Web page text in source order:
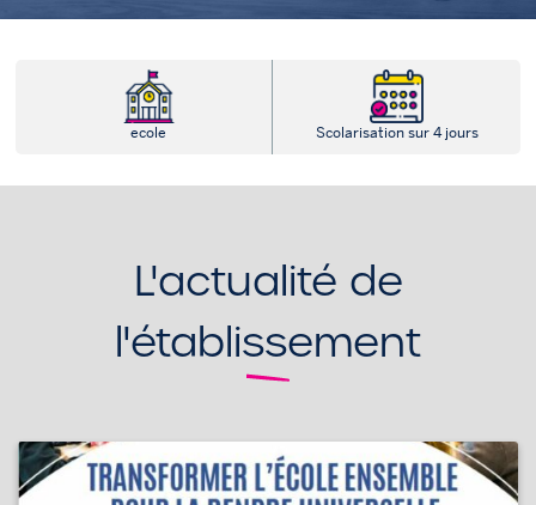
ecole Scolarisation sur 4 jours
L'actualité de
l'établissement